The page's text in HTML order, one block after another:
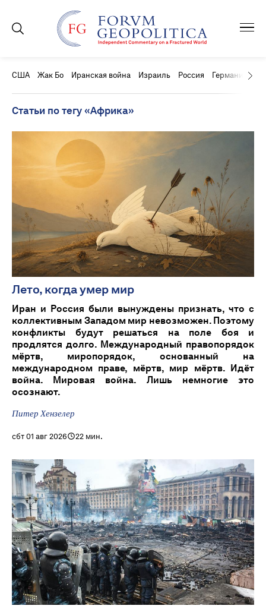
США Жак Бо Иранская война Израиль Россия Германия
Статьи по тегу «Африка»
Лето, когда умер мир
Иран и Россия были вынуждены признать, что с
коллективным Западом мир невозможен. Поэтому
конфликты будут решаться на поле боя и
продлятся долго. Международный правопорядок
мёртв, миропорядок, основанный на
международном праве, мёртв, мир мёртв. Идёт
война. Мировая война. Лишь немногие это
осознают.
Питер Хензелер
сбт 01 авг 2026 22 мин.